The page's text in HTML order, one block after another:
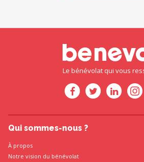
Le bénévolat qui vous
Qui sommes-nous ?
À propos
Notre vision du bénévolat